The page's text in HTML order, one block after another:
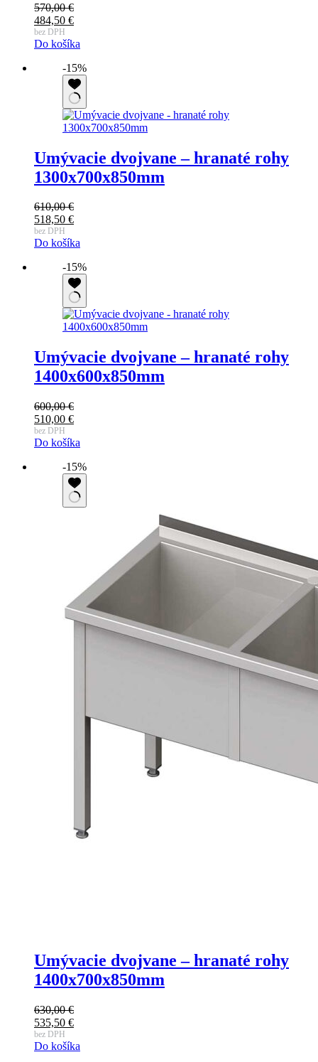
570,00€
484,50 €
bez DPH
Do košíka
-15%
Umývacie dvojvane – hranaté rohy
1300x700x850mm
610,00€
518,50 €
bez DPH
Do košíka
-15%
Umývacie dvojvane – hranaté rohy
1400x600x850mm
600,00€
510,00 €
bez DPH
Do košíka
-15%
Umývacie dvojvane – hranaté rohy
1400x700x850mm
630,00€
535,50 €
bez DPH
Do košíka